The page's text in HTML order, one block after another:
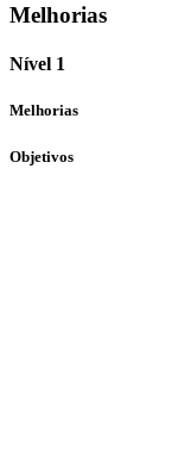
Melhorias
Nível 1
Melhorias
Objetivos